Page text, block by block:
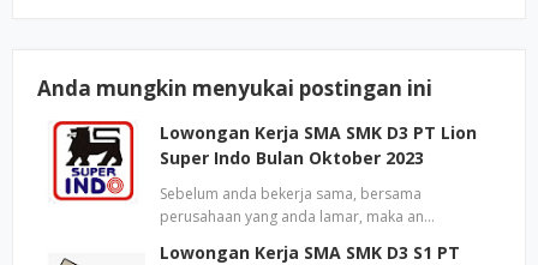
Anda mungkin menyukai postingan ini
Lowongan Kerja SMA SMK D3 PT Lion
Super Indo Bulan Oktober 2023
Sebelum anda bekerja sama, bersama
perusahaan yang anda lamar, maka an…
Lowongan Kerja SMA SMK D3 S1 PT